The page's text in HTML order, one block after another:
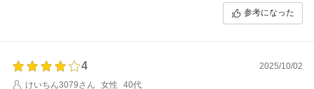
お買い上げ商品は少しでもお客様のお役に立てれば幸いです。
これからもまた何がございましたら、是非お気軽にショップまでお問い
を開始してください。
今後も変わらぬご愛顧のほど、よろしくお願いいたします。
参考になった
4
2025/10/02
けいちん3079さん
女性
40代